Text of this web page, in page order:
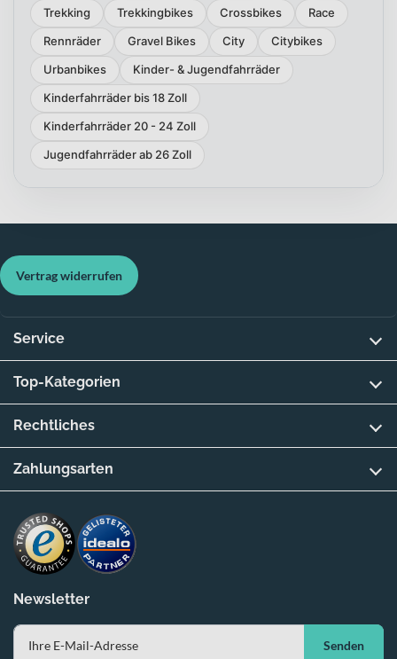
Trekking
Trekkingbikes Crossbikes
Race
Rennräder
Gravel Bikes City
Citybikes
Urbanbikes
Kinder- & Jugendfahrräder
Kinderfahrräder bis 18 Zoll
Kinderfahrräder 20 - 24 Zoll
Jugendfahrräder ab 26 Zoll
Newsletter
Senden
Vertrag widerrufen
Service
Top-Kategorien
Rechtliches
Zahlungsarten